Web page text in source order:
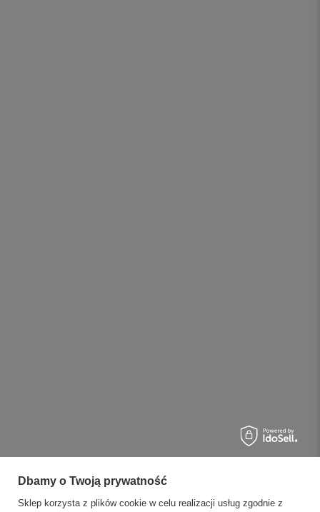
Dbamy o Twoją prywatność
Sklep korzysta z plików cookie w celu realizacji usług zgodnie z